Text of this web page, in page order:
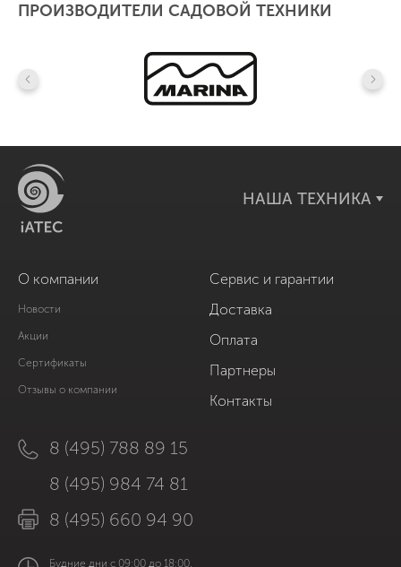
ПРОИЗВОДИТЕЛИ САДОВОЙ ТЕХНИКИ
НАША ТЕХНИКА
О компании
Новости
Акции
Сертификаты
Отзывы о компании
Сервис и гарантии
Доставка
Оплата
Партнеры
Контакты
8 (495) 788 89 15
8 (495) 984 74 81
8 (495) 660 94 90
Будние дни с 09:00 до 18:00,